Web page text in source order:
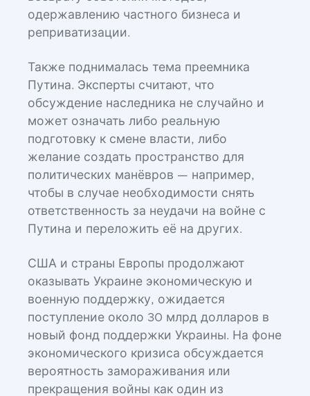
одержавлению частного бизнеса и
реприватизации.
Также поднималась тема преемника
Путина. Эксперты считают, что
обсуждение наследника не случайно и
может означать либо реальную
подготовку к смене власти, либо
желание создать пространство для
политических манёвров — например,
чтобы в случае необходимости снять
ответственность за неудачи на войне с
Путина и переложить её на других.
США и страны Европы продолжают
оказывать Украине экономическую и
военную поддержку, ожидается
поступление около 30 млрд долларов в
новый фонд поддержки Украины. На фоне
экономического кризиса обсуждается
вероятность замораживания или
прекращения войны как один из